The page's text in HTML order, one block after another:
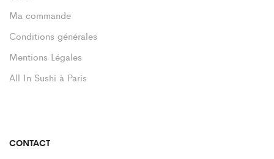
Ma commande
Conditions générales
Mentions Légales
All In Sushi à Paris
CONTACT